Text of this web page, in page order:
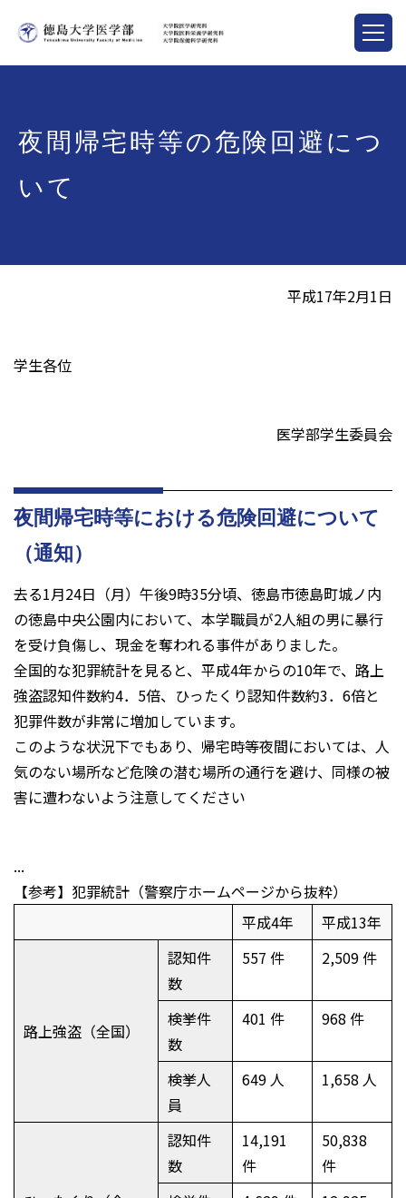
夜間帰宅時等の危険回避につ
いて
平成17年2月1日
学生各位
医学部学生委員会
夜間帰宅時等における危険回避について
（通知）
去る1月24日（月）午後9時35分頃、徳島市徳島町城ノ内
の徳島中央公園内において、本学職員が2人組の男に暴行
を受け負傷し、現金を奪われる事件がありました。
全国的な犯罪統計を見ると、平成4年からの10年で、路上
強盗認知件数約4．5倍、ひったくり認知件数約3．6倍と
犯罪件数が非常に増加しています。
このような状況下でもあり、帰宅時等夜間においては、人
気のない場所など危険の潜む場所の通行を避け、同様の被
害に遭わないよう注意してください
...
【参考】犯罪統計（警察庁ホームページから抜粋）
平成4年
平成13年
路上強盗（全国）
認知件
数
557 件 2,509 件
検挙件
数
401 件 968 件
検挙人
員
649 人 1,658 人
認知件
数
14,191
件
50,838
件